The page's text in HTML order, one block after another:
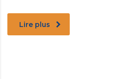
Lire plus